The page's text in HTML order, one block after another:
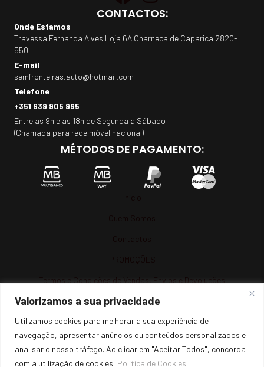
Valorizamos a sua privacidade
Utilizamos cookies para melhorar a sua experiência de
navegação, apresentar anúncios ou conteúdos personalizados e
analisar o nosso tráfego. Ao clicar em "Aceitar Todos", concorda
com a utilização de cookies. Política de Cookies
CONTACTOS:
Onde Estamos
Travessa Fernanda Alves Loja 6A Charneca de Caparica 2820-
550
E-mail
semfronteiras.auto@hotmail.com
Telefone
+351 939 905 965
Entre as 9h e as 18h de Segunda a Sábado
(Chamada para rede móvel nacional)
MÉTODOS DE PAGAMENTO:
Termos e Condições de Vendas, Envios e Devoluções
Termos e Condições
Política de Privacidade
Resolução de Litígios